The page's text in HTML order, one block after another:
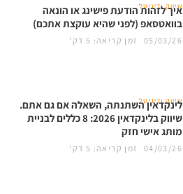
שיווק ודיגיטל
איך לזהות הודעת פישינג או הונאה
בוואטסאפ (לפני שהיא עוקצת אתכם)
05/03/26 זמן קריאה: 5 דק'
שיווק ודיגיטל
לינקדאין השתנתה, השאלה אם גם אתם.
שיווק בלינקדאין 2026: 8 כללים לבניית
מותג אישי חזק
04/03/26 זמן קריאה: 5 דק'